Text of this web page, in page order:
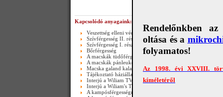
Rendelőnkben az
oltása és a
folyamatos!
Az 1998. évi XXVIII.
kíméletéről
Kapcsolódó anyagaink:
Veszettség elleni védőoltás
Szívférgesség II. rész
Szívférgesség I. rész
Bőrférgesség
A macskák tüdőférgessége II. rész(Happy end)-video
A macskák pánleukopéniája
Macska galand kaland_video
Tájékoztató háziállataink bőrférgességéről és
Interjú a Wiliam TV-ben (II. rész)
Interjú a Wiliam's TV-ben ( I. rész )
A kampósférgességről (Ancylostomosis) III. rész